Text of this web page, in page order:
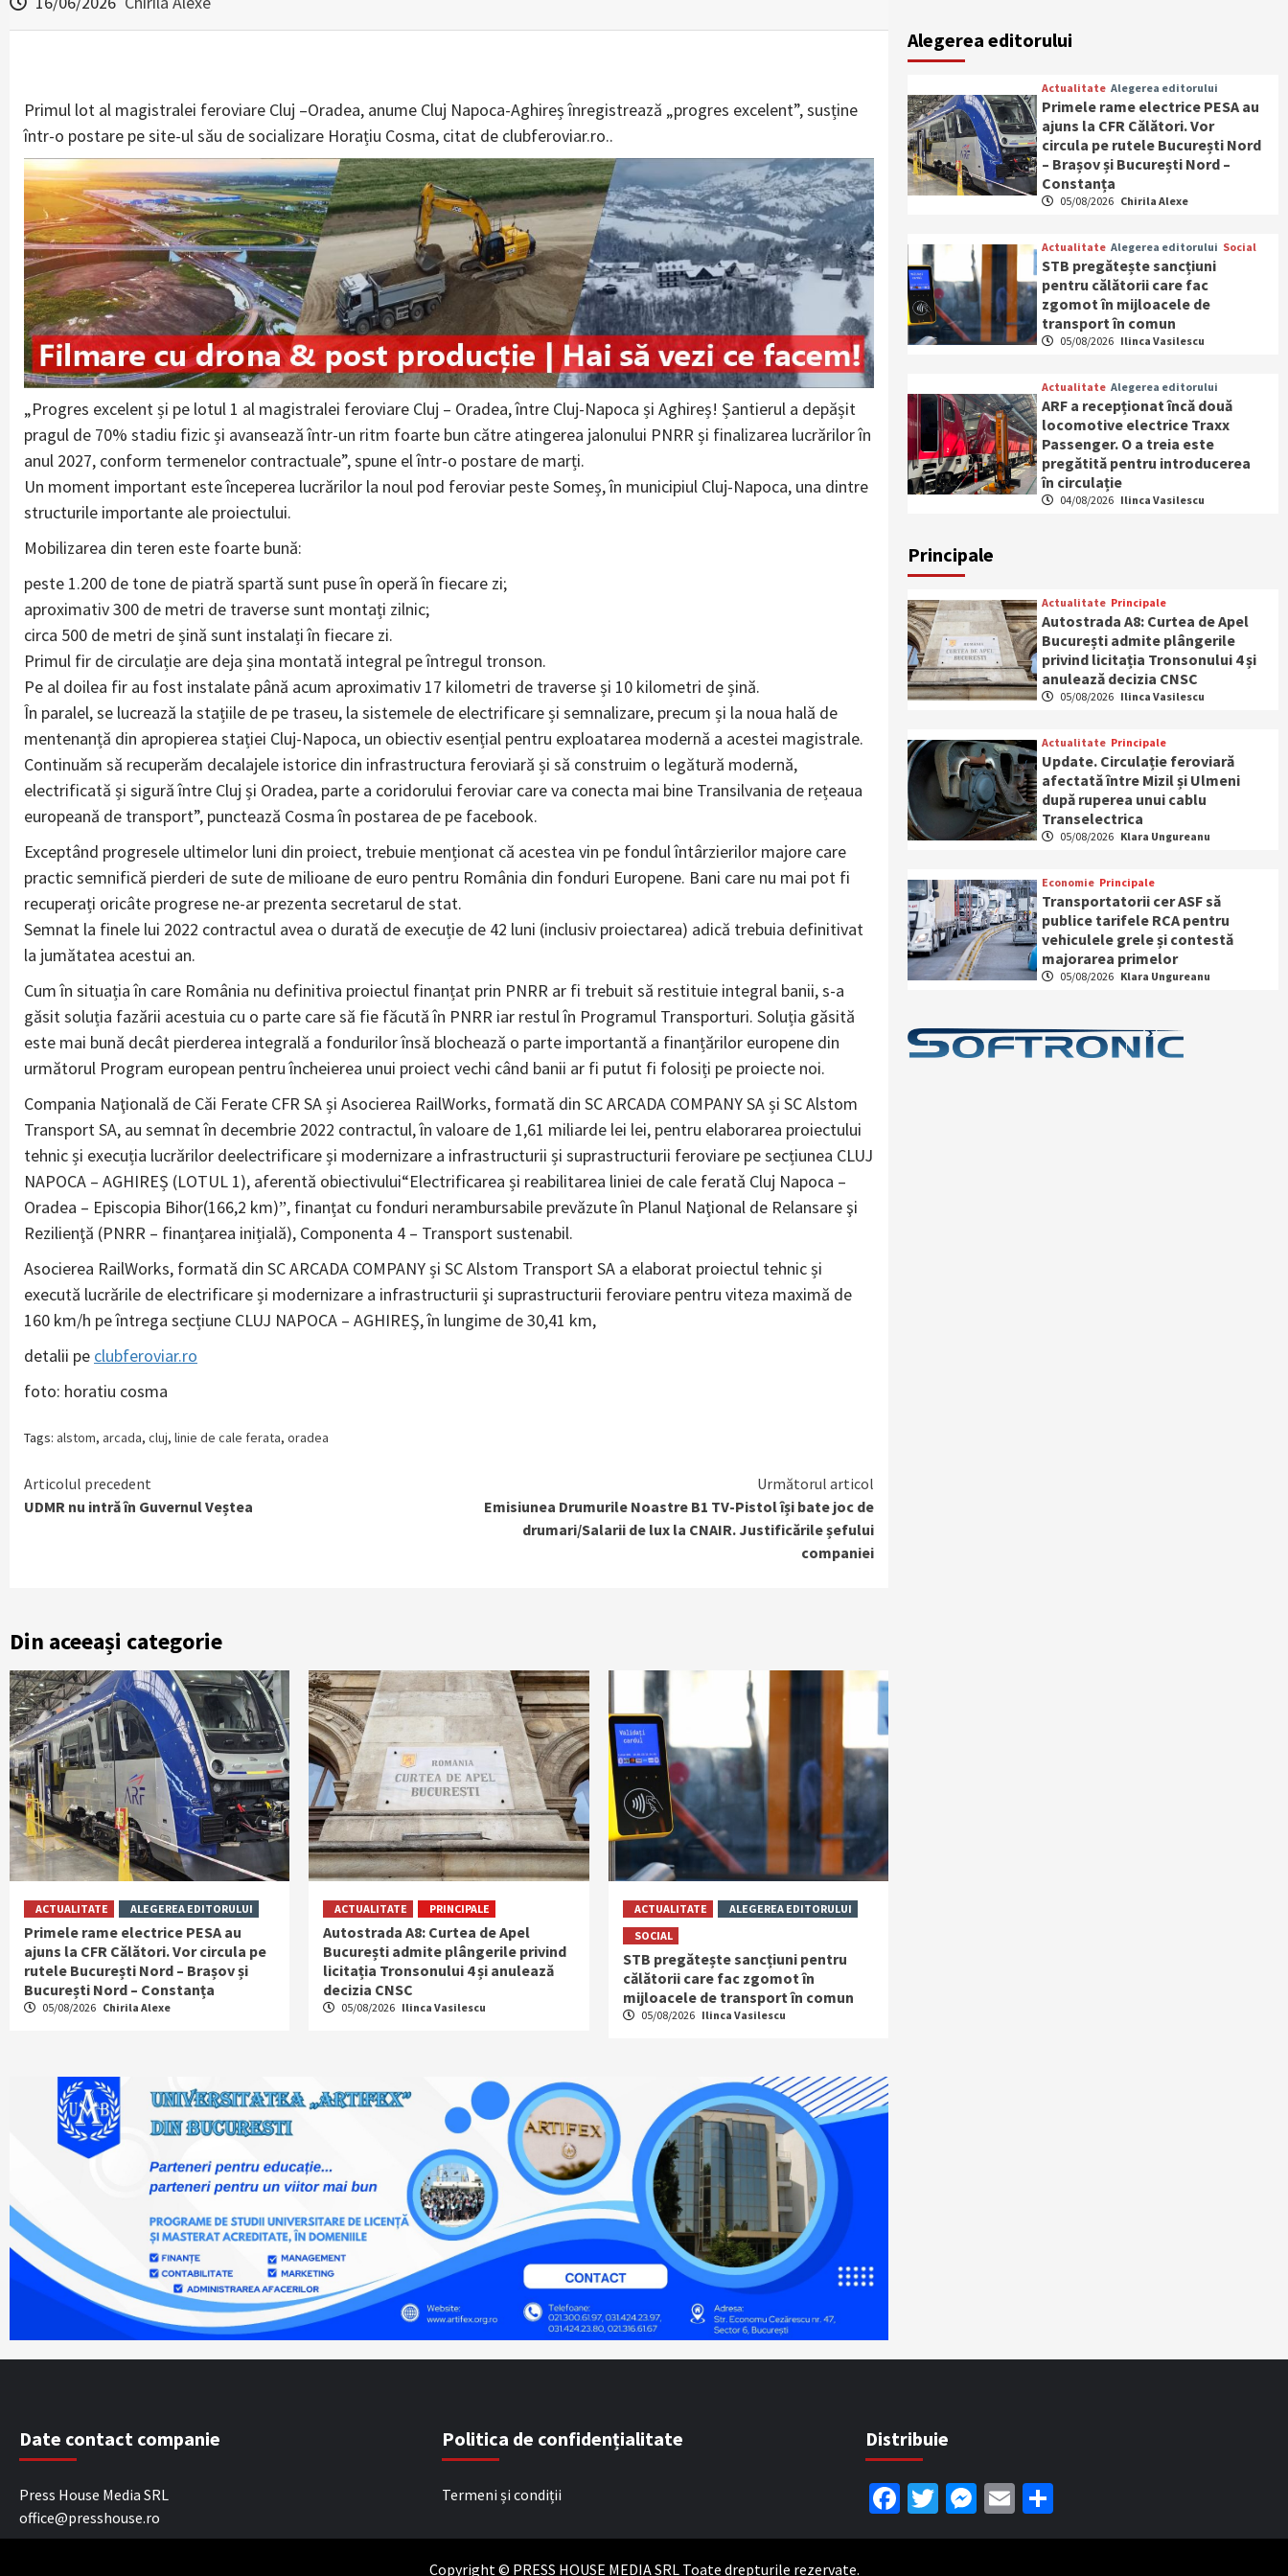
Primul lot al magistralei feroviare Cluj –Oradea, anume Cluj Napoca-Aghireș înregistrează „progres excelent”, susține
într-o postare pe site-ul său de socializare Horațiu Cosma, citat de clubferoviar.ro..
„Progres excelent și pe lotul 1 al magistralei feroviare Cluj – Oradea, între Cluj-Napoca și Aghireș! Șantierul a depășit
pragul de 70% stadiu fizic și avansează într-un ritm foarte bun către atingerea jalonului PNRR și finalizarea lucrărilor în
anul 2027, conform termenelor contractuale”, spune el într-o postare de marți.
Un moment important este începerea lucrărilor la noul pod feroviar peste Someș, în municipiul Cluj-Napoca, una dintre
structurile importante ale proiectului.
Mobilizarea din teren este foarte bună:
peste 1.200 de tone de piatră spartă sunt puse în operă în fiecare zi;
aproximativ 300 de metri de traverse sunt montați zilnic;
circa 500 de metri de șină sunt instalați în fiecare zi.
Primul fir de circulație are deja șina montată integral pe întregul tronson.
Pe al doilea fir au fost instalate până acum aproximativ 17 kilometri de traverse și 10 kilometri de șină.
În paralel, se lucrează la stațiile de pe traseu, la sistemele de electrificare și semnalizare, precum și la noua hală de
mentenanță din apropierea stației Cluj-Napoca, un obiectiv esențial pentru exploatarea modernă a acestei magistrale.
Continuăm să recuperăm decalajele istorice din infrastructura feroviară și să construim o legătură modernă,
electrificată și sigură între Cluj și Oradea, parte a coridorului feroviar care va conecta mai bine Transilvania de rețeaua
europeană de transport”, punctează Cosma în postarea de pe facebook.
Exceptând progresele ultimelor luni din proiect, trebuie menționat că acestea vin pe fondul întârzierilor majore care
practic semnifică pierderi de sute de milioane de euro pentru România din fonduri Europene. Bani care nu mai pot fi
recuperați oricâte progrese ne-ar prezenta secretarul de stat.
Semnat la finele lui 2022 contractul avea o durată de execuție de 42 luni (inclusiv proiectarea) adică trebuia definitivat
la jumătatea acestui an.
Cum în situația în care România nu definitiva proiectul finanțat prin PNRR ar fi trebuit să restituie integral banii, s-a
găsit soluția fazării acestuia cu o parte care să fie făcută în PNRR iar restul în Programul Transporturi. Soluția găsită
este mai bună decât pierderea integrală a fondurilor însă blochează o parte importantă a finanțărilor europene din
următorul Program european pentru încheierea unui proiect vechi când banii ar fi putut fi folosiți pe proiecte noi.
Compania Naţională de Căi Ferate CFR SA și Asocierea RailWorks, formată din SC ARCADA COMPANY SA și SC Alstom
Transport SA, au semnat în decembrie 2022 contractul, în valoare de 1,61 miliarde lei lei, pentru elaborarea proiectului
tehnic și execuția lucrărilor deelectrificare și modernizare a infrastructurii și suprastructurii feroviare pe secțiunea CLUJ
NAPOCA – AGHIREȘ (LOTUL 1), aferentă obiectivului“Electrificarea și reabilitarea liniei de cale feratǎ Cluj Napoca –
Oradea – Episcopia Bihor(166,2 km)ˮ, finanțat cu fonduri nerambursabile prevăzute în Planul Naţional de Relansare şi
Rezilienţă (PNRR – finanțarea inițială), Componenta 4 – Transport sustenabil.
Asocierea RailWorks, formată din SC ARCADA COMPANY și SC Alstom Transport SA a elaborat proiectul tehnic și
execută lucrările de electrificare și modernizare a infrastructurii şi suprastructurii feroviare pentru viteza maximă de
160 km/h pe întrega secțiune CLUJ NAPOCA – AGHIREȘ, în lungime de 30,41 km,
detalii pe clubferoviar.ro
foto: horatiu cosma
Tags: alstom, arcada, cluj, linie de cale ferata, oradea
Continue
Articolul precedent
UDMR nu intră în Guvernul Veștea
Următorul articol
Emisiunea Drumurile Noastre B1 TV-Pistol își bate joc de
drumari/Salarii de lux la CNAIR. Justificările șefului
companiei
Din aceeași categorie
ACTUALITATE ALEGEREA EDITORULUI
Primele rame electrice PESA au
ajuns la CFR Călători. Vor circula pe
rutele București Nord – Brașov și
București Nord – Constanța
05/08/2026 Chirila Alexe
ACTUALITATE PRINCIPALE
Autostrada A8: Curtea de Apel
București admite plângerile privind
licitația Tronsonului 4 și anulează
decizia CNSC
05/08/2026 Ilinca Vasilescu
ACTUALITATE
ALEGEREA EDITORULUI
SOCIAL
STB pregătește sancțiuni pentru
călătorii care fac zgomot în
mijloacele de transport în comun
05/08/2026 Ilinca Vasilescu
Alegerea editorului
Actualitate Alegerea editorului
Primele rame electrice PESA au
ajuns la CFR Călători. Vor
circula pe rutele București Nord
– Brașov și București Nord –
Constanța
05/08/2026 Chirila Alexe
Actualitate Alegerea editorului Social
STB pregătește sancțiuni
pentru călătorii care fac
zgomot în mijloacele de
transport în comun
05/08/2026 Ilinca Vasilescu
Actualitate Alegerea editorului
ARF a recepționat încă două
locomotive electrice Traxx
Passenger. O a treia este
pregătită pentru introducerea
în circulație
04/08/2026 Ilinca Vasilescu
Principale
Actualitate Principale
Autostrada A8: Curtea de Apel
București admite plângerile
privind licitația Tronsonului 4 și
anulează decizia CNSC
05/08/2026 Ilinca Vasilescu
Actualitate Principale
Update. Circulație feroviară
afectată între Mizil și Ulmeni
după ruperea unui cablu
Transelectrica
05/08/2026 Klara Ungureanu
Economie Principale
Transportatorii cer ASF să
publice tarifele RCA pentru
vehiculele grele și contestă
majorarea primelor
05/08/2026 Klara Ungureanu
Date contact companie
Press House Media SRL
office@presshouse.ro
Politica de confidențialitate
Termeni și condiții
Distribuie
Facebook
Twitter
Messenger
EmailPartajează
Copyright © PRESS HOUSE MEDIA SRL Toate drepturile rezervate.